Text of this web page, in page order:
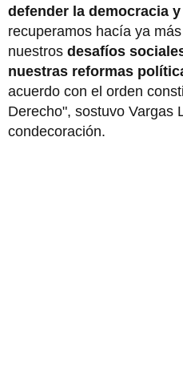
defender la democracia
recuperamos hacía ya
nuestros desafíos
nuestras reformas
acuerdo con el orden
Derecho", sostuvo Vargas
condecoración.